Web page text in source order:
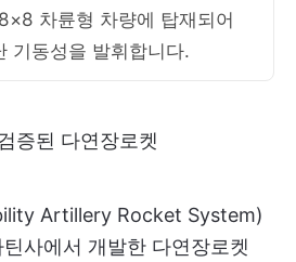
차륜형 차량에 탑재되어
기동성을 발휘합니다.
증된 다연장로켓
Artillery Rocket System)
사에서 개발한 다연장로켓